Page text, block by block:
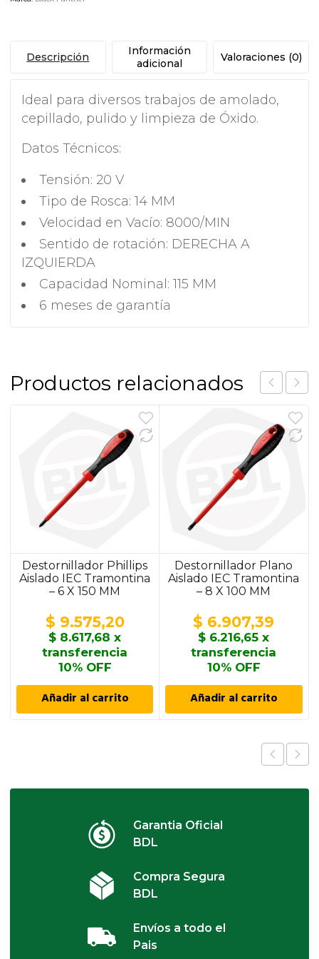
Descripción
Información
adicional
Valoraciones (0)
Ideal para diversos trabajos de amolado,
cepillado, pulido y limpieza de Óxido.
Datos Técnicos:
Tensión: 20 V
Tipo de Rosca: 14 MM
Velocidad en Vacío: 8000/MIN
Sentido de rotación: DERECHA A
IZQUIERDA
Capacidad Nominal: 115 MM
6 meses de garantía
Productos relacionados
Destornillador Phillips
Aislado IEC Tramontina
– 6 X 150 MM
$ 9.575,20
$ 8.617,68 x
transferencia
10% OFF
Añadir al carrito
Destornillador Plano
Aislado IEC Tramontina
– 8 X 100 MM
$ 6.907,39
$ 6.216,65 x
transferencia
10% OFF
Añadir al carrito
Garantia Oficial
BDL
Compra Segura
BDL
Envíos a todo el
Pais